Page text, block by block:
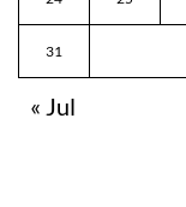
31
« Jul